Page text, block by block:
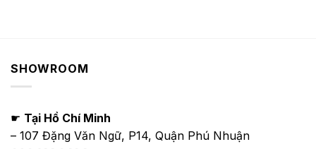
SHOWROOM
☛ Tại Hồ Chí Minh
– 107 Đặng Văn Ngữ, P14, Quận Phú Nhuận